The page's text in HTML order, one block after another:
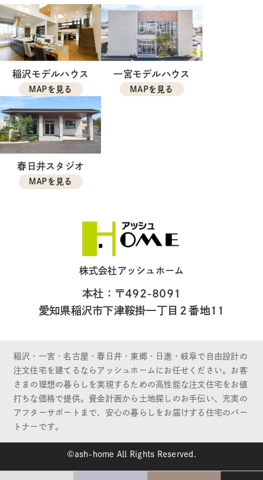
稲沢モデルハウス
MAPを見る
一宮モデルハウス
MAPを見る
春日井スタジオ
MAPを見る
株式会社アッシュホーム
本社：〒492-8091
愛知県稲沢市下津鞍掛一丁目２番地11
稲沢・一宮・名古屋・春日井・東郷・日進・岐阜で自由設計の
注文住宅を建てるならアッシュホームにお任せください。お客
さまの理想の暮らしを実現するための高性能な注文住宅をお値
打ちな価格で提供。資金計画から土地探しのお手伝い、充実の
アフターサポートまで、安心の暮らしをお届けする住宅のパー
トナーです。
©ash-home All Rights Reserved.